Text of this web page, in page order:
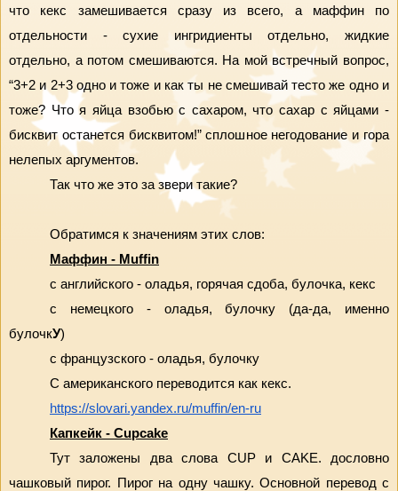
что кекс замешивается сразу из всего, а маффин по
отдельности - сухие ингридиенты отдельно, жидкие
отдельно, а потом смешиваются. На мой встречный вопрос,
“3+2 и 2+3 одно и тоже и как ты не смешивай тесто же одно и
тоже? Что я яйца взобью с сахаром, что сахар с яйцами -
бисквит останется бисквитом!” сплошное негодование и гора
нелепых аргументов.
Так что же это за звери такие?
Обратимся к значениям этих слов:
Маффин - Muffin
с английского - оладья, горячая сдоба, булочка, кекс
с немецкого - оладья, булочку (да-да, именно
булочкУ)
с французского - оладья, булочку
С американского переводится как кекс.
https://slovari.yandex.ru/muffin/en-ru
Капкейк - Cupcake
Тут заложены два слова CUP и CAKE. дословно
чашковый пирог. Пирог на одну чашку. Основной перевод с